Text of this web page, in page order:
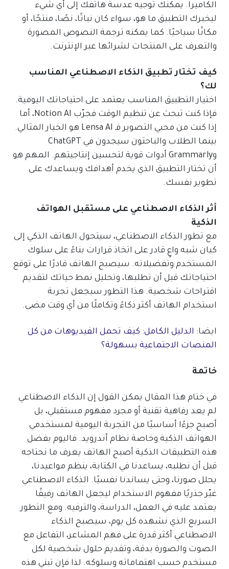
الكاميرا. يمكنك توجيه عدسة هاتفك إلى أي شيء
ليخبرك التطبيق ما هو، سواء كان نباتًا، نصًا، منتجًا، أو
مكانًا سياحيًا. كما يمكنه ترجمة النصوص المصورة
والتعرف على المنتجات لشرائها عبر الإنترنت.
كيف تختار تطبيق الذكاء الاصطناعي المناسب
لك؟
اختيار التطبيق المناسب يعتمد على احتياجاتك اليومية.
فإذا كنت تبحث عن تنظيم الوقت فجرّب Notion AI، أما
إذا كنت من محبي التصوير فـ Lensa AI هو الخيار المثالي.
بينما الطلاب والباحثون سيجدون في ChatGPT
وGrammarly أدوات قوية لتحسين إنتاجيتهم. المهم هو
أن تختار التطبيق الذي يخدم أهدافك ويساعدك على
تطوير نفسك.
أثر الذكاء الاصطناعي على مستقبل الهواتف
الذكية
مع تطور الذكاء الاصطناعي، سيتحول الهاتف الذكي إلى
كيان شبه واعٍ قادر على اتخاذ قرارات بناءً على سلوك
المستخدم وتفضيلاته. سيصبح الهاتف قادرًا على توقع
احتياجاتك قبل أن تطلبها، وتحليل نمط حياتك لتقديم
اقتراحات شخصية. هذا التطور سيجعل تجربة
استخدام الهاتف أكثر ذكاءً وتكاملًا من أي وقت مضى.
ايضا: الدليل الكامل: كيف تحمل الفيديوهات من كل
المنصات الاجتماعية بسهولة؟
خاتمة
في ختام هذا المقال يمكن القول إن الذكاء الاصطناعي
لم يعد رفاهية تقنية أو مجرد مفهوم مستقبلي، بل
أصبح جزءًا أساسيًا من التجربة اليومية لمستخدمي
الهواتف الذكية وخاصة نظام أندرويد. فاليوم بفضل
هذه التطبيقات الذكية أصبح الهاتف يعرف ما نحتاجه
قبل أن نطلبه، يساعدنا في الكتابة، ينظم مواعيدنا،
يحلل صورنا، وحتى يساندنا نفسيًا. الذكاء الاصطناعي
غيّر جذريًا مفهوم الاستخدام ليجعل الهاتف رفيقًا
يعتمد عليه في العمل، الدراسة، والترفيه. ومع التطور
السريع الذي نشهده كل يوم، سيصبح الذكاء
الاصطناعي أكثر قدرة على فهم المشاعر، التفاعل مع
الصوت والصورة بدقة، وتقديم حلول شخصية لكل
مستخدم حسب اهتماماته وسلوكه. لذا فإن تبني هذه